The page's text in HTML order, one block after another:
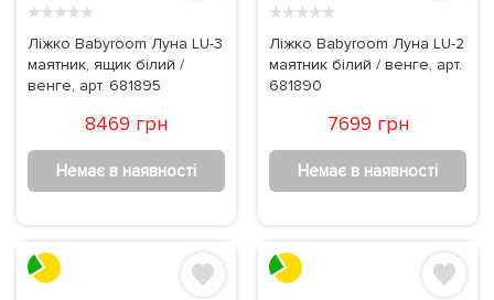
★★★★★
Ліжко Babyroom Луна LU-3
маятник, ящик білий /
венге, арт. 681895
8469 грн
Немає в наявності
★★★★★
Ліжко Babyroom Луна LU-2
маятник білий / венге, арт.
681890
7699 грн
Немає в наявності